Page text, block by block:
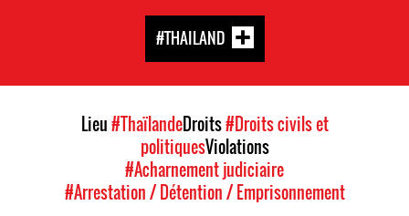
#THAILAND
Lieu#ThaïlandeDroits#Droits civils et
politiquesViolations
#Acharnement judiciaire
#Arrestation / Détention / Emprisonnement